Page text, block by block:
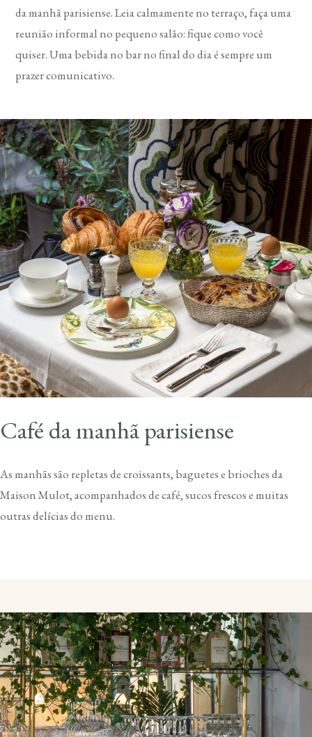
da manhã parisiense. Leia calmamente no terraço, faça uma
reunião informal no pequeno salão: fique como você
quiser. Uma bebida no bar no final do dia é sempre um
prazer comunicativo.
Café da manhã parisiense
As manhãs são repletas de croissants, baguetes e brioches da
Maison Mulot, acompanhados de café, sucos frescos e muitas
outras delícias do menu.